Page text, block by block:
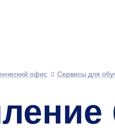
офис Сервисы для